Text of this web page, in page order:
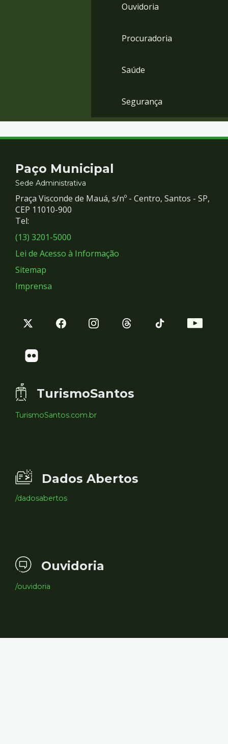
Ouvidoria
Procuradoria
Saúde
Segurança
Contato
e
Redes
Sociais
Paço Municipal
Sede Administrativa
Praça Visconde de Mauá, s/nº - Centro, Santos - SP,
CEP 11010-900
Tel:
(13) 3201-5000
Lei de Acesso à Informação
Sitemap
Imprensa
TurismoSantos
TurismoSantos.com.br
Dados Abertos
/dadosabertos
Ouvidoria
/ouvidoria